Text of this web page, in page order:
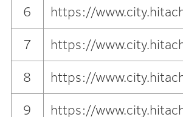
6 https://
7 https://
8 https://
9 https://